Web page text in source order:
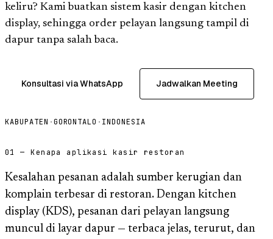
keliru? Kami buatkan sistem kasir dengan kitchen
display, sehingga order pelayan langsung tampil di
dapur tanpa salah baca.
Konsultasi via WhatsApp Jadwalkan Meeting
KABUPATEN ·GORONTALO · INDONESIA
01 — Kenapa aplikasi kasir restoran
Kesalahan pesanan adalah sumber kerugian dan
komplain terbesar di restoran. Dengan kitchen
display (KDS), pesanan dari pelayan langsung
muncul di layar dapur — terbaca jelas, terurut, dan